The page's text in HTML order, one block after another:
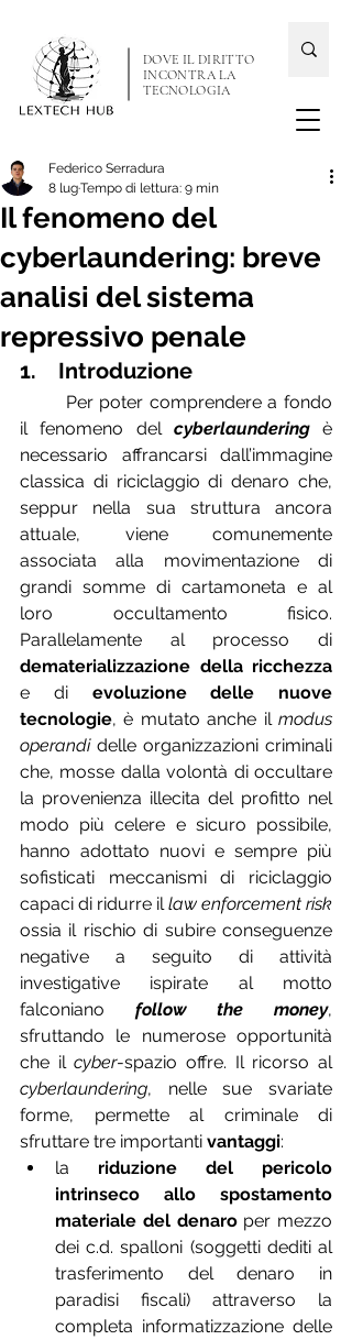
DOVE IL DIRITTO
INCONTRA LA
TECNOLOGIA
Il fenomeno del
cyberlaundering: breve
analisi del sistema
repressivo penale
Federico Serradura
8 lugTempo di lettura: 9 min
1.    Introduzione
il fenomeno del cyberlaundering è
necessario affrancarsi dall’immagine
classica di riciclaggio di denaro che,
seppur nella sua struttura ancora
attuale, viene comunemente
associata alla movimentazione di
grandi somme di cartamoneta e al
loro occultamento fisico.
dematerializzazione della ricchezza
e di evoluzione delle nuove
tecnologie, è mutato anche il modus
operandi delle organizzazioni criminali
che, mosse dalla volontà di occultare
la provenienza illecita del profitto nel
modo più celere e sicuro possibile,
hanno adottato nuovi e sempre più
sofisticati meccanismi di riciclaggio
capaci di ridurre il
ossia il rischio di subire conseguenze
negative a seguito di attività
investigative ispirate al motto
falconiano follow the money,
sfruttando le numerose opportunità
che il cyber
-spazio offre. Il ricorso al
cyberlaundering, nelle sue svariate
forme, permette al criminale di
sfruttare tre importanti vantaggi:
la riduzione del pericolo
intrinseco allo spostamento
materiale del denaro per mezzo
dei c.d. spalloni (soggetti dediti al
trasferimento del denaro in
paradisi fiscali) attraverso la
completa informatizzazione delle